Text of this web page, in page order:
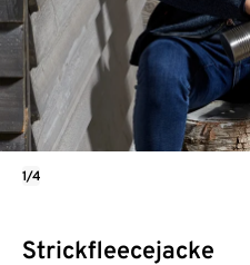
Strickfleecejacke
1/4